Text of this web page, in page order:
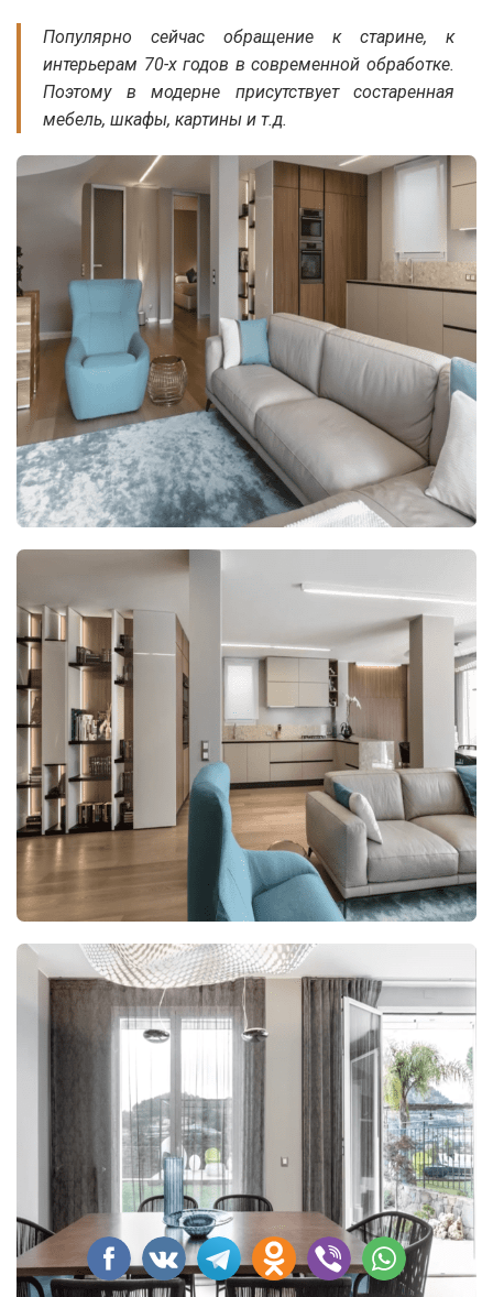
Популярно сейчас обращение к старине, к
интерьерам 70-х годов в современной обработке.
Поэтому в модерне присутствует состаренная
мебель, шкафы, картины и т.д.